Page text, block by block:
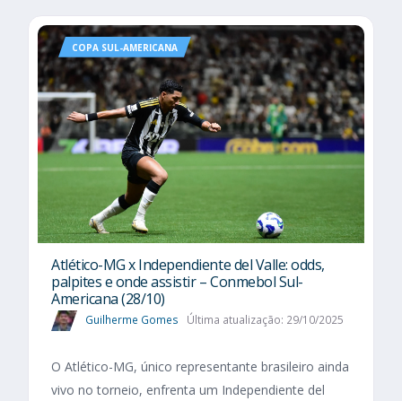
COPA SUL-AMERICANA
Atlético-MG x Independiente del Valle: odds,
palpites e onde assistir – Conmebol Sul-
Americana (28/10)
Guilherme Gomes Última atualização: 29/10/2025
O Atlético-MG, único representante brasileiro ainda
vivo no torneio, enfrenta um Independiente del